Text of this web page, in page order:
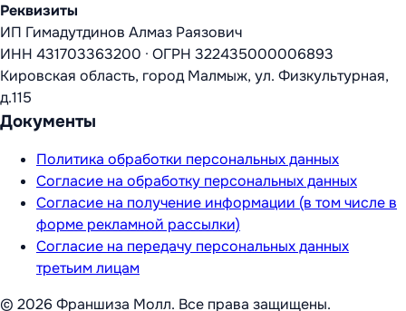
Реквизиты
ИП Гимадутдинов Алмаз Раязович
ИНН 431703363200 · ОГРН 322435000006893
Кировская область, город Малмыж, ул. Физкультурная,
д.115
Документы
Политика обработки персональных данных
Согласие на обработку персональных данных
Согласие на получение информации (в том числе в
форме рекламной рассылки)
Согласие на передачу персональных данных
третьим лицам
© 2026 Франшиза Молл. Все права защищены.